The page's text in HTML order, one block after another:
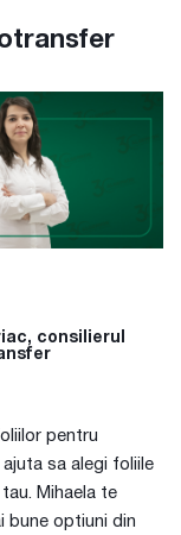
consilierul
pentru
sa alegi foliile
Mihaela te
bune optiuni din